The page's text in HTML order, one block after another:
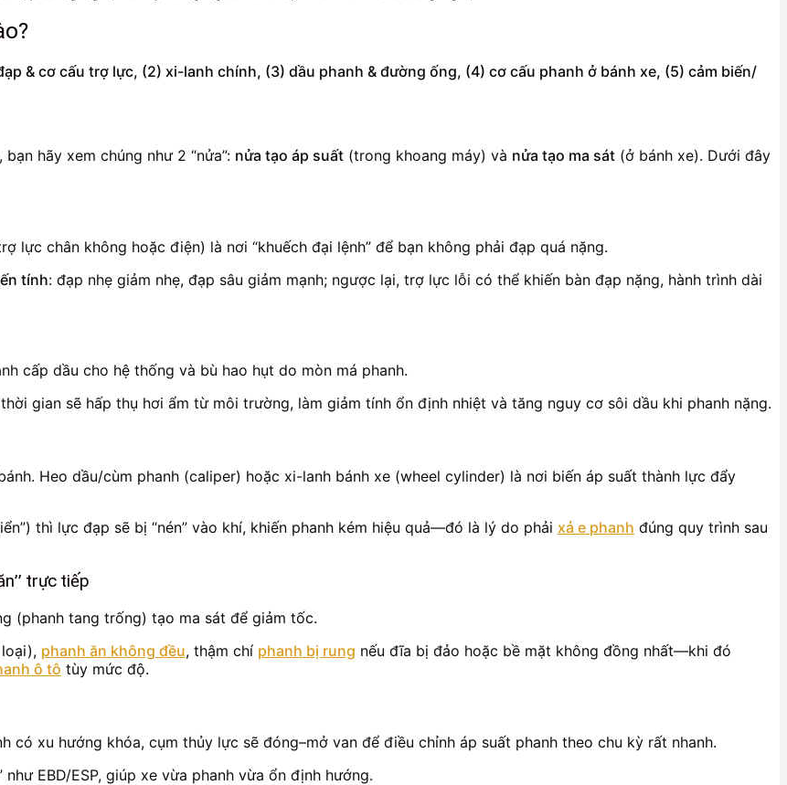
& cơ cấu trợ lực, (2) xi-lanh chính, (3) dầu phanh & đường ống, (4) cơ cấu phanh ở bánh xe, (5) cảm biến/
hãy xem chúng như 2 “nửa”: nửa tạo áp suất (trong khoang máy) và nửa tạo ma sát (ở bánh xe). Dưới đây
lực chân không hoặc điện) là nơi “khuếch đại lệnh” để bạn không phải đạp quá nặng.
tính: đạp nhẹ giảm nhẹ, đạp sâu giảm mạnh; ngược lại, trợ lực lỗi có thể khiến bàn đạp nặng, hành trình dài
cấp dầu cho hệ thống và bù hao hụt do mòn má phanh.
gian sẽ hấp thụ hơi ẩm từ môi trường, làm giảm tính ổn định nhiệt và tăng nguy cơ sôi dầu khi phanh nặng.
Heo dầu/cùm phanh (caliper) hoặc xi-lanh bánh xe (wheel cylinder) là nơi biến áp suất thành lực đẩy
thì lực đạp sẽ bị “nén” vào khí, khiến phanh kém hiệu quả—đó là lý do phải xả e phanh đúng quy trình sau
trực tiếp
(phanh tang trống) tạo ma sát để giảm tốc.
phanh ăn không đều, thậm chí phanh bị rung nếu đĩa bị đảo hoặc bề mặt không đồng nhất—khi đó
ô tô tùy mức độ.
có xu hướng khóa, cụm thủy lực sẽ đóng–mở van để điều chỉnh áp suất phanh theo chu kỳ rất nhanh.
EBD/ESP, giúp xe vừa phanh vừa ổn định hướng.